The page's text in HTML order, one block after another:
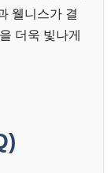
웰니스가 결
더욱 빛나게